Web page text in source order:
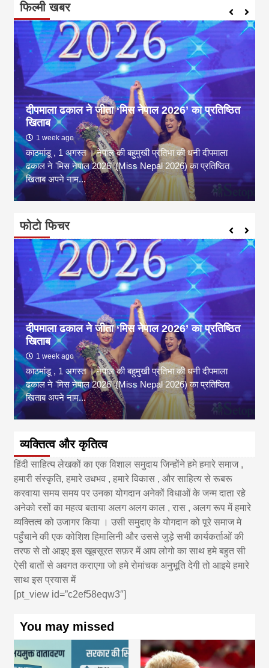
फिल्मी खबर
दीपमाला ढकाल ने जीता ‘मिस नेपाल 2026’ का प्रतिष्ठित
खिताब
1 week ago
काठमांडू , 1 अगस्त । नेपाल की बहुमुखी प्रतिभा की धनी दीपमाला
ढकाल ने 'मिस नेपाल 2026' (Miss Nepal 2026) का प्रतिष्ठित
खिताब अपने नाम...
फोटो फिचर
दीपमाला ढकाल ने जीता ‘मिस नेपाल 2026’ का प्रतिष्ठित
खिताब
1 week ago
काठमांडू , 1 अगस्त । नेपाल की बहुमुखी प्रतिभा की धनी दीपमाला
ढकाल ने 'मिस नेपाल 2026' (Miss Nepal 2026) का प्रतिष्ठित
खिताब अपने नाम...
व्यक्तित्व और कृतित्व
हिंदी साहित्य लेखकों का एक विशाल समुदाय जिन्होंने हमे हमारे समाज ,
हमारी संस्कृति, हमारे उधभव , हमारे विकास , और साहित्य से रूबरू
करवाया समय समय पर उनका योगदान अनेकों विधाओं के जन्म दाता रहे
अनेको रसों का महत्व बताया अलग अलग काल , रास , अलग रूप में हमारे
व्यक्तित्व को उजागर किया । उसी समुदाए के योगदान को पूरे समाज मे
पहुँचाने की एक कोशिश हिमालिनी और उससे जुड़े सभी कार्यकर्ताओं की
तरफ से तो आइए इस खूबसूरत सफ़र में आप लोगो का साथ हमे बहुत सी
ऐसी बातों से अवगत कराएगा जो हमे रोमांचक अनुभूति देगी तो आइये हमारे
साथ इस प्रयास में
[pt_view id=”c2ef58eqw3″]
You may missed